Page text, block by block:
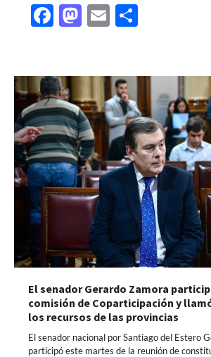
Facebook
Mastodon
Email
El senador Gerardo Zamora
comisión de Coparticipación y
los recursos de las provincias
El senador nacional por Santiago del Estero
participó este martes de la reunión de